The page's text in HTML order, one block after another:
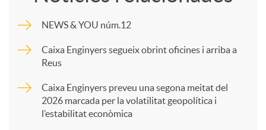
m
p
a
NEWS & YOU núm.12
Caixa Enginyers segueix obrint oficines i arriba a
Reus
Caixa Enginyers preveu una segona meitat del
2026 marcada per la volatilitat geopolítica i
l’estabilitat econòmica